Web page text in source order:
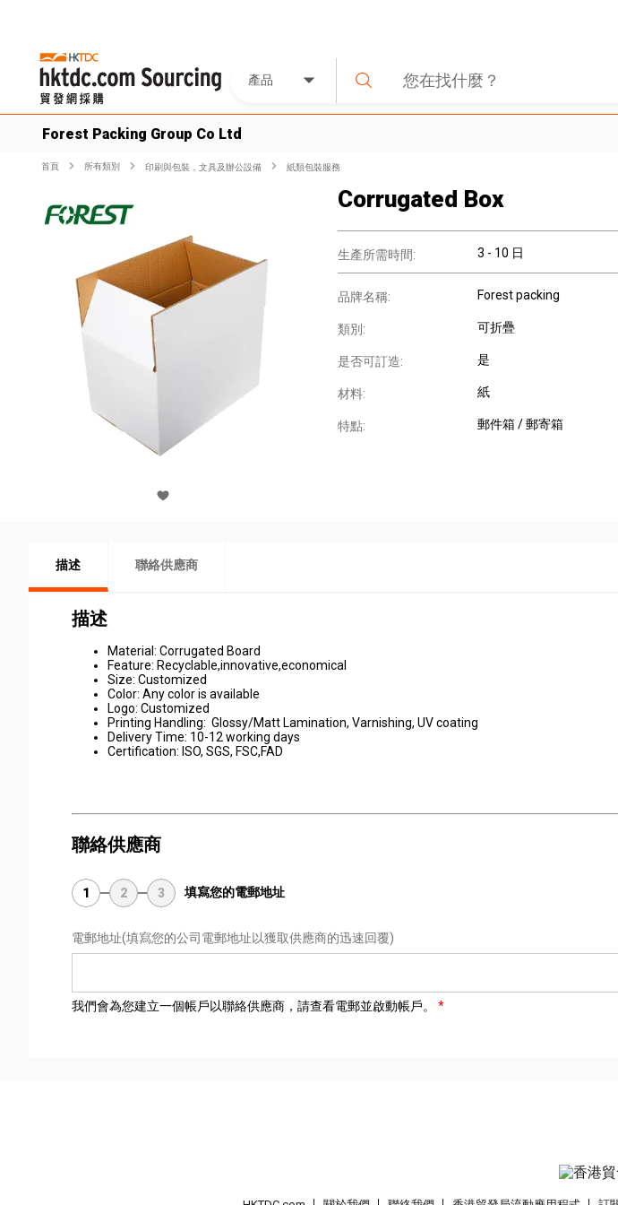
產品
Forest Packing Group Co Ltd
首頁 所有類別 印刷與包裝，文具及辦公設備 紙類包裝服務
Corrugated Box
生產所需時間: 3 - 10 日
品牌名稱: Forest packing
類別: 可折疊
是否可訂造: 是
材料: 紙
特點: 郵件箱 / 郵寄箱
描述 聯絡供應商
描述
Material: Corrugated Board
Feature: Recyclable,innovative,economical
Size: Customized
Color: Any color is available
Logo: Customized
Printing Handling: Glossy/Matt Lamination, Varnishing, UV coating
Delivery Time: 10-12 working days
Certification: ISO, SGS, FSC,FAD
聯絡供應商
1 2 3 填寫您的電郵地址
電郵地址(填寫您的公司電郵地址以獲取供應商的迅速回覆)
我們會為您建立一個帳戶以聯絡供應商，請查看電郵並啟動帳戶。